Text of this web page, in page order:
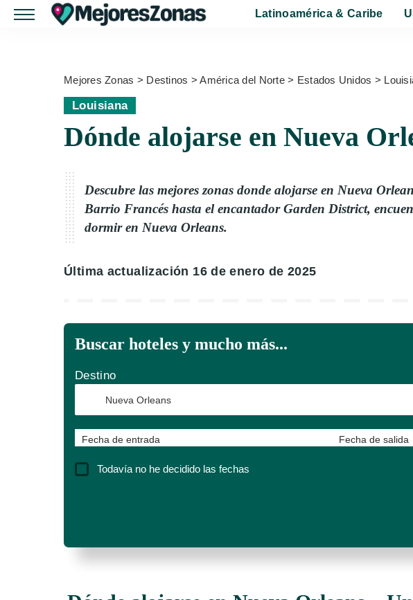
Latinoamérica & Caribe
Mejores Zonas > Destinos >América del Norte> Estados Unidos >
Louisiana
Dónde alojarse en Nueva
Descubre las mejores zonas donde alojarse en Nueva
Barrio Francés hasta el encantador Garden District,
dormir en Nueva Orleans.
Última actualización 16 de enero de 2025
Buscar hoteles y mucho más...
Destino
Fecha de entrada Fecha de salida
Todavía no he decidido las fechas